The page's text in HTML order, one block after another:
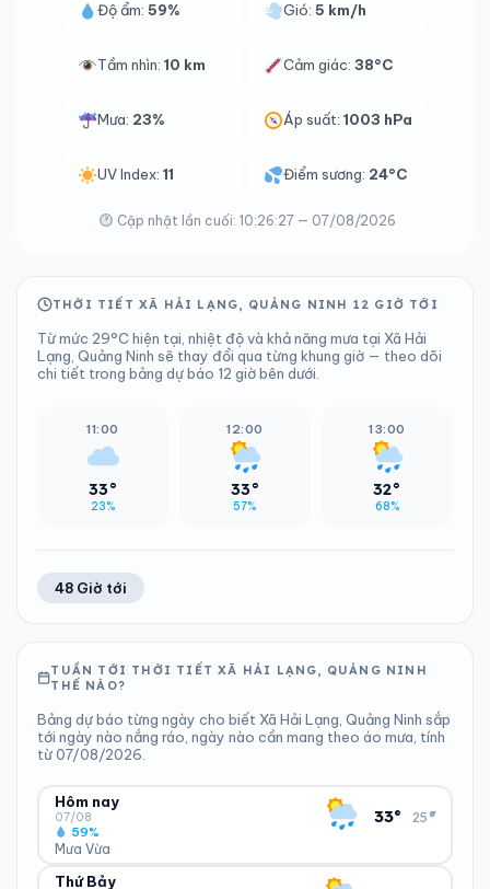
Độ ẩm: 59% Gió:5 km/h
Tầm nhìn: 10 km Cảm giác:38°C
Mưa: 23% Áp suất:1003 hPa
UV Index: 11 Điểm sương: 24°C
Cập nhật lần cuối: 10:26:27 — 07/08/2026
THỜI TIẾT XÃ HẢI LẠNG, QUẢNG NINH 12 GIỜ TỚI
Từ mức 29°C hiện tại, nhiệt độ và khả năng mưa tại Xã Hải
Lạng, Quảng Ninh sẽ thay đổi qua từng khung giờ — theo dõi
chi tiết trong bảng dự báo 12 giờ bên dưới.
11:00
33°
23%
12:00
33°
57%
13:00
32°
68%
48 Giờ tới
TUẦN TỚI THỜI TIẾT XÃ HẢI LẠNG, QUẢNG NINH
THẾ NÀO?
Bảng dự báo từng ngày cho biết Xã Hải Lạng, Quảng Ninh sắp
tới ngày nào nắng ráo, ngày nào cần mang theo áo mưa, tính
từ 07/08/2026.
Hôm nay
07/08
Mưa Vừa
59%
33° 25°
▾
ĐỘ ẨM
Thứ Bảy